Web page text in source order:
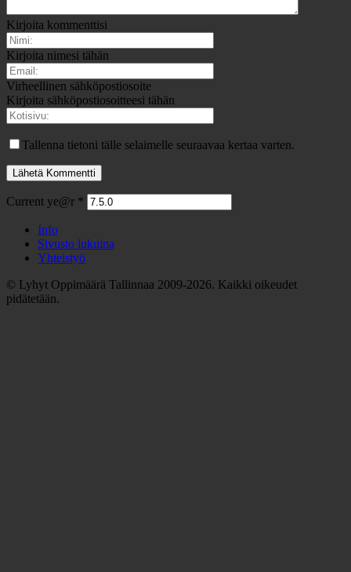
Kirjoita kommenttisi
Kirjoita nimesi tähän
Virheellinen sähköpostiosoite
Kirjoita sähköpostiosoitteesi tähän
Tallenna tietoni tälle selaimelle seuraavaa kertaa varten.
Current ye@r *
Info
Sivusto lukuina
Yhteistyö
© Lyhyt Oppimäärä Tallinnaa 2009-2026. Kaikki oikeudet
pidätetään.